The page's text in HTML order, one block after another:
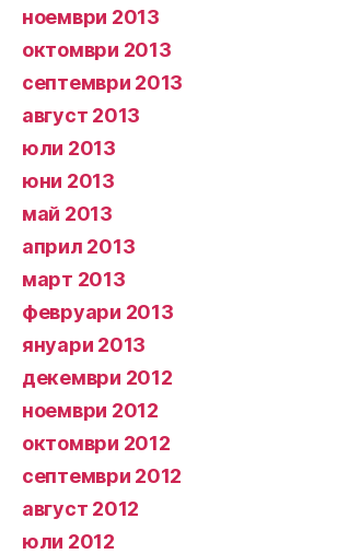
ноември 2013
октомври 2013
септември 2013
август 2013
юли 2013
юни 2013
май 2013
април 2013
март 2013
февруари 2013
януари 2013
декември 2012
ноември 2012
октомври 2012
септември 2012
август 2012
юли 2012